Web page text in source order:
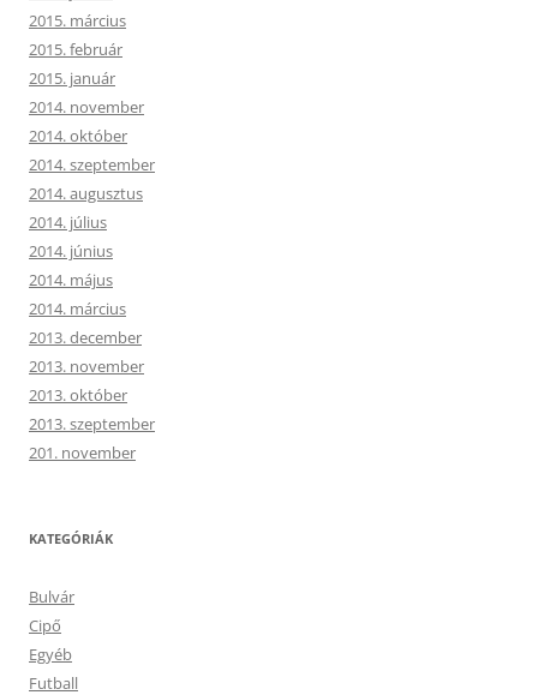
2015. március
2015. február
2015. január
2014. november
2014. október
2014. szeptember
2014. augusztus
2014. július
2014. június
2014. május
2014. március
2013. december
2013. november
2013. október
2013. szeptember
201. november
KATEGÓRIÁK
Bulvár
Cipő
Egyéb
Futball